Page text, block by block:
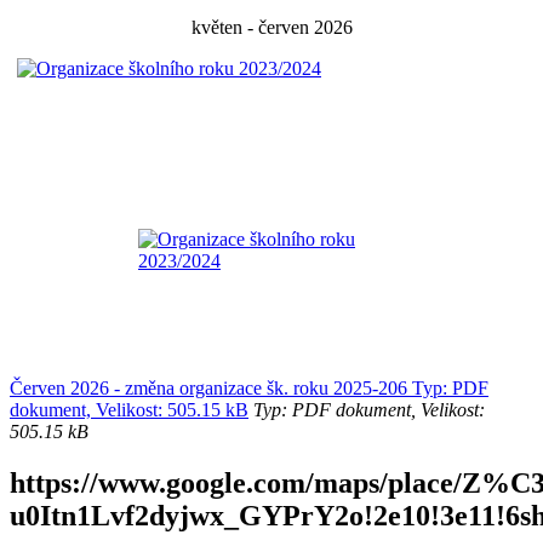
květen - červen 2026
Červen 2026 - změna organizace šk. roku 2025-206 Typ: PDF
dokument, Velikost: 505.15 kB Typ: PDF dokument, Velikost:
505.15 kB
https://www.google.com/maps/place/